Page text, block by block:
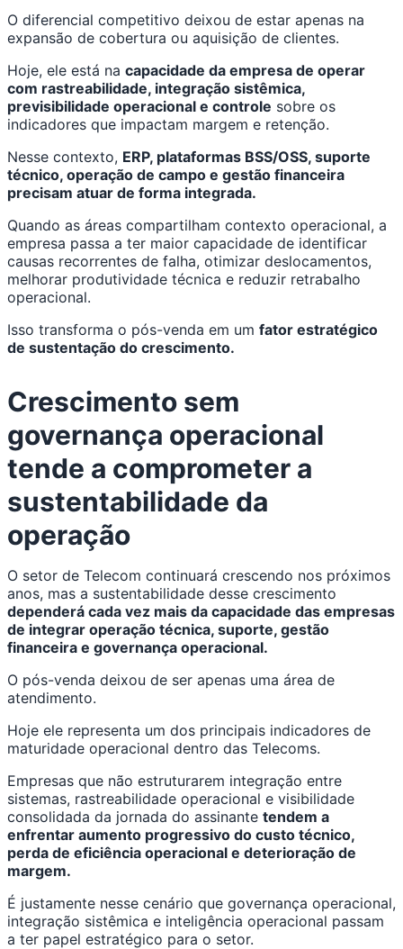
O diferencial competitivo deixou de estar apenas na
expansão de cobertura ou aquisição de clientes.
Hoje, ele está na capacidade da empresa de operar
com rastreabilidade, integração sistêmica,
previsibilidade operacional e controle sobre os
indicadores que impactam margem e retenção.
Nesse contexto, ERP, plataformas BSS/OSS, suporte
técnico, operação de campo e gestão financeira
precisam atuar de forma integrada.
Quando as áreas compartilham contexto operacional, a
empresa passa a ter maior capacidade de identificar
causas recorrentes de falha, otimizar deslocamentos,
melhorar produtividade técnica e reduzir retrabalho
operacional.
Isso transforma o pós-venda em um fator estratégico
de sustentação do crescimento.
Crescimento sem
governança operacional
tende a comprometer a
sustentabilidade da
operação
O setor de Telecom continuará crescendo nos próximos
anos, mas a sustentabilidade desse crescimento
dependerá cada vez mais da capacidade das empresas
de integrar operação técnica, suporte, gestão
financeira e governança operacional.
O pós-venda deixou de ser apenas uma área de
atendimento.
Hoje ele representa um dos principais indicadores de
maturidade operacional dentro das Telecoms.
Empresas que não estruturarem integração entre
sistemas, rastreabilidade operacional e visibilidade
consolidada da jornada do assinante tendem a
enfrentar aumento progressivo do custo técnico,
perda de eficiência operacional e deterioração de
margem.
É justamente nesse cenário que governança operacional,
integração sistêmica e inteligência operacional passam
a ter papel estratégico para o setor.